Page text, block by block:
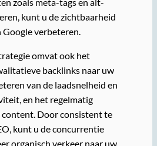
kunt u de zichtbaarheid
verbeteren.
omvat ook het
backlinks naar uw
van de laadsnelheid en
en het regelmatig
Door consistent te
kunt u de concurrentie
organisch verkeer naar uw